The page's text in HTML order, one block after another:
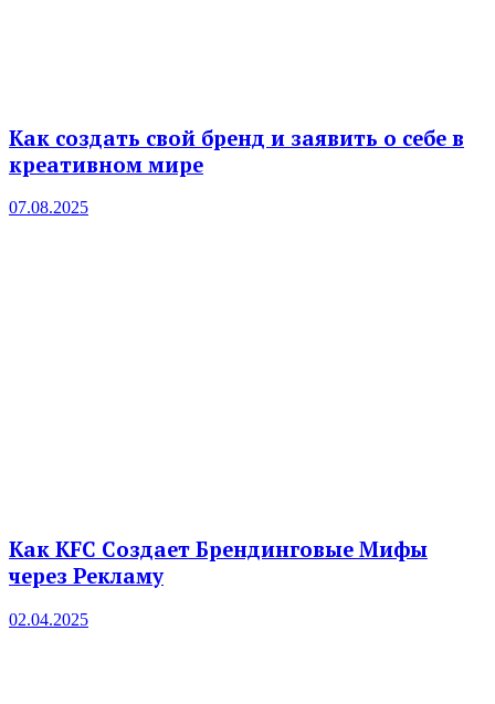
Как создать свой бренд и заявить о себе в
креативном мире
07.08.2025
Как KFC Создает Брендинговые Мифы
через Рекламу
02.04.2025